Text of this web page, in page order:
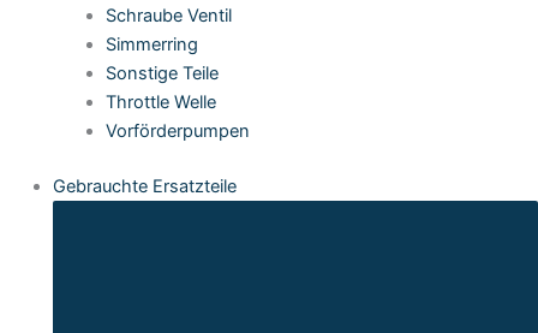
Schraube Ventil
Simmerring
Sonstige Teile
Throttle Welle
Vorförderpumpen
Gebrauchte Ersatzteile